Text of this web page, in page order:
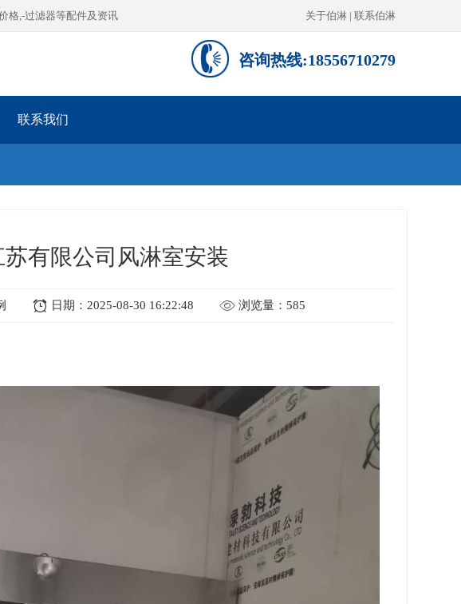
格,-过滤器等配件及资讯 关于伯淋 | 联系伯淋
咨询热线:18556710279
联系我们
有限公司风淋室安装
日期：2025-08-30 16:22:48 浏览量：585